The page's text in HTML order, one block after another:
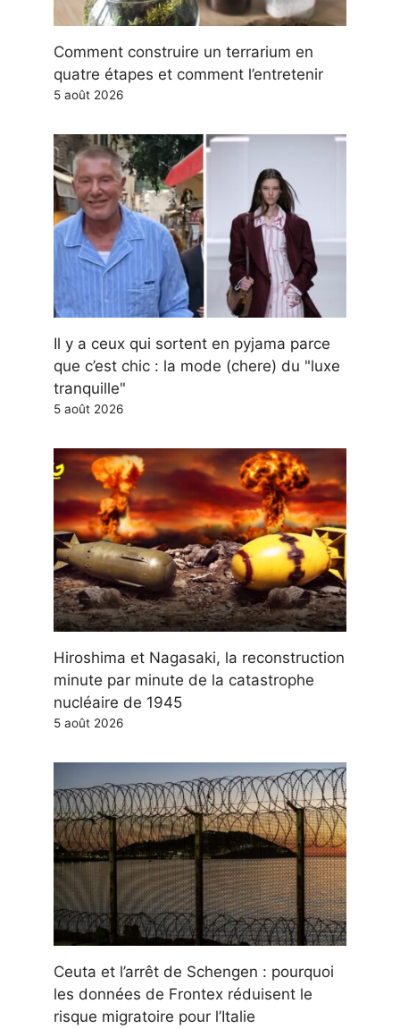
Comment construire un terrarium en
quatre étapes et comment l’entretenir
5 août 2026
Il y a ceux qui sortent en pyjama parce
que c’est chic : la mode (chere) du "luxe
tranquille"
5 août 2026
Hiroshima et Nagasaki, la reconstruction
minute par minute de la catastrophe
nucléaire de 1945
5 août 2026
Ceuta et l’arrêt de Schengen : pourquoi
les données de Frontex réduisent le
risque migratoire pour l’Italie